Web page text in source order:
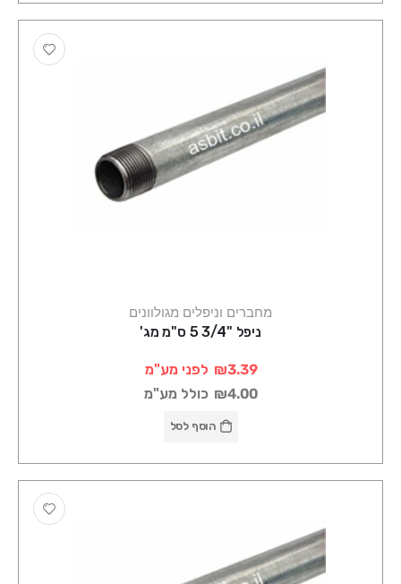
מחברים וניפלים מגולוונים
ניפל "3/4 5 ס"מ מג'
₪3.39 לפני מע"מ
₪4.00 כולל מע"מ
הוסף לסל